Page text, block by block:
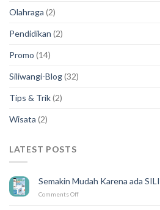
Olahraga (2)
Pendidikan (2)
Promo (14)
Siliwangi-Blog(32)
Tips & Trik(2)
Wisata (2)
LATEST POSTS
Semakin Mudah Karena ada
Comments Offon